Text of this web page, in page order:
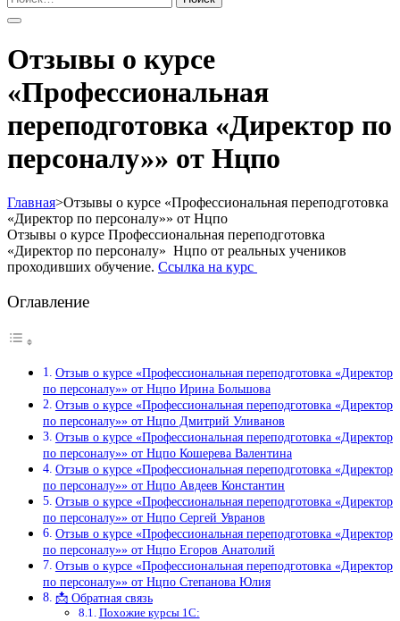
Отзывы о курсе
«Профессиональная
переподготовка «Директор по
персоналу»» от Нцпо
Главная>Отзывы о курсе «Профессиональная переподготовка
«Директор по персоналу»» от Нцпо
Отзывы о курсе Профессиональная переподготовка
«Директор по персоналу» Нцпо от реальных учеников
проходивших обучение. Ссылка на курс
Оглавление
Отзыв о курсе «Профессиональная переподготовка «Директор
по персоналу»» от Нцпо Ирина Большова
Отзыв о курсе «Профессиональная переподготовка «Директор
по персоналу»» от Нцпо Дмитрий Уливанов
Отзыв о курсе «Профессиональная переподготовка «Директор
по персоналу»» от Нцпо Кошерева Валентина
Отзыв о курсе «Профессиональная переподготовка «Директор
по персоналу»» от Нцпо Авдеев Константин
Отзыв о курсе «Профессиональная переподготовка «Директор
по персоналу»» от Нцпо Сергей Увранов
Отзыв о курсе «Профессиональная переподготовка «Директор
по персоналу»» от Нцпо Егоров Анатолий
Отзыв о курсе «Профессиональная переподготовка «Директор
по персоналу»» от Нцпо Степанова Юлия
📩 Обратная связь
Похожие курсы 1С: